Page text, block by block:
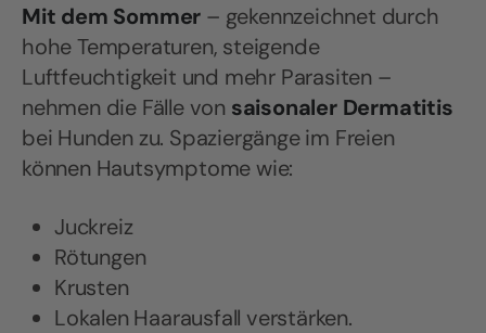
Mit dem Sommer – gekennzeichnet durch
hohe Temperaturen, steigende
Luftfeuchtigkeit und mehr Parasiten –
nehmen die Fälle von saisonaler Dermatitis
bei Hunden zu. Spaziergänge im Freien
können Hautsymptome wie:
Juckreiz
Rötungen
Krusten
Lokalen Haarausfall verstärken.